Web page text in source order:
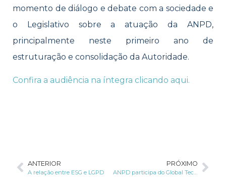
momento de diálogo e debate com a sociedade e
o Legislativo sobre a atuação da ANPD,
principalmente neste primeiro ano de
estruturação e consolidação da Autoridade.
Confira a audiência na íntegra clicando aqui.
ANTERIOR
A relação entre ESG e LGPD
PRÓXIMO
ANPD participa do Global Technology Summit 2021